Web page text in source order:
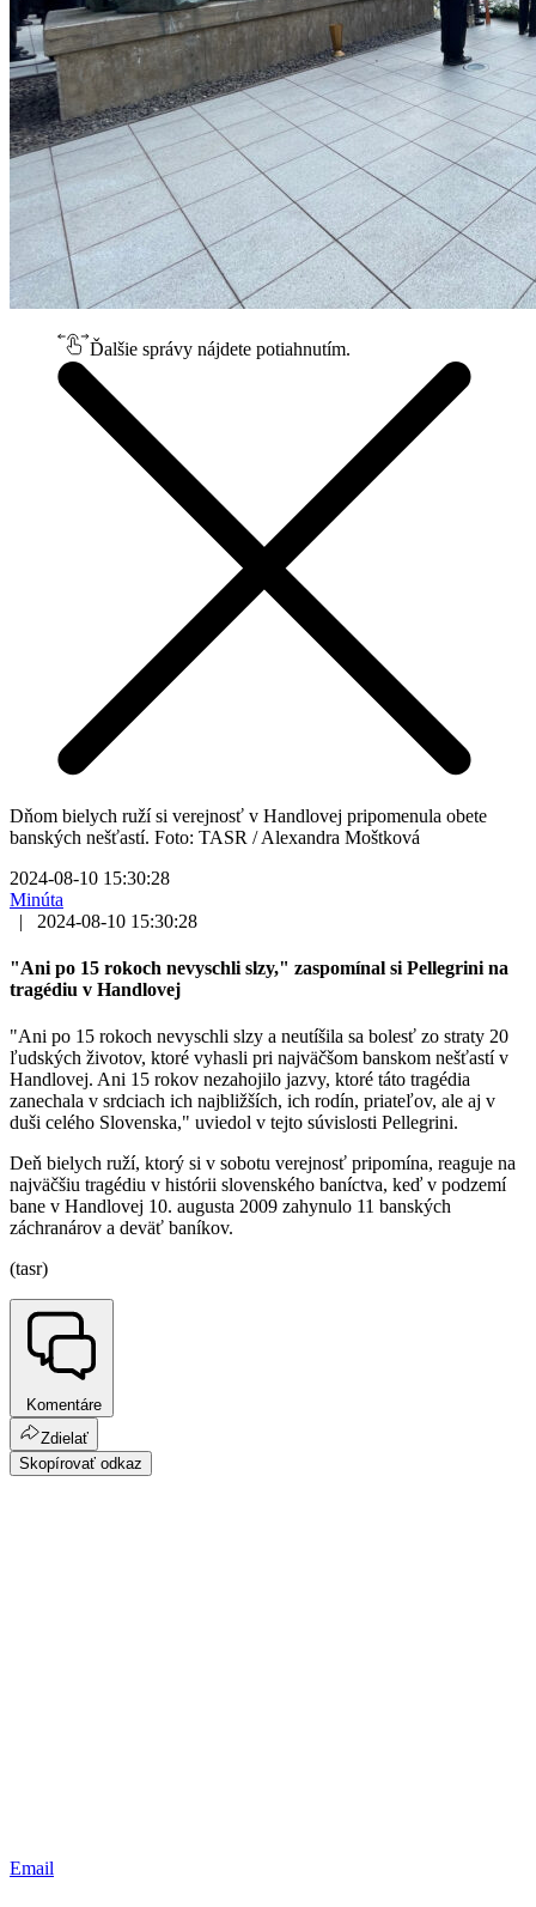
Ďalšie správy nájdete potiahnutím.
Dňom bielych ruží si verejnosť v Handlovej pripomenula obete
banských nešťastí. Foto: TASR / Alexandra Moštková
2024-08-10 15:30:28
Minúta
|
2024-08-10 15:30:28
"Ani po 15 rokoch nevyschli slzy," zaspomínal si Pellegrini na
tragédiu v Handlovej
"Ani po 15 rokoch nevyschli slzy a neutíšila sa bolesť zo straty 20
ľudských životov, ktoré vyhasli pri najväčšom banskom nešťastí v
Handlovej. Ani 15 rokov nezahojilo jazvy, ktoré táto tragédia
zanechala v srdciach ich najbližších, ich rodín, priateľov, ale aj v
duši celého Slovenska," uviedol v tejto súvislosti Pellegrini.
Deň bielych ruží, ktorý si v sobotu verejnosť pripomína, reaguje na
najväčšiu tragédiu v histórii slovenského baníctva, keď v podzemí
bane v Handlovej 10. augusta 2009 zahynulo 11 banských
záchranárov a deväť baníkov.
(tasr)
Komentáre
Zdielať
Skopírovať odkaz
Email